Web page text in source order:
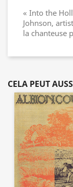
« Into the
Johnson,
la chanteuse
CELA PEUT